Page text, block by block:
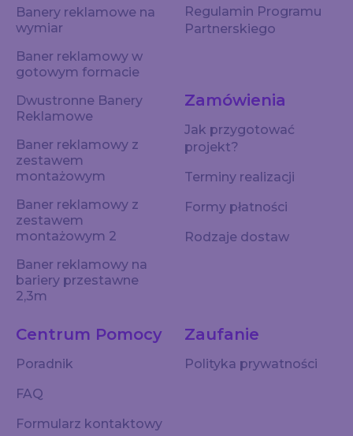
Banery reklamowe na
wymiar
Baner reklamowy w
gotowym formacie
Dwustronne Banery
Reklamowe
Baner reklamowy z
zestawem
montażowym
Baner reklamowy z
zestawem
montażowym 2
Baner reklamowy na
bariery przestawne
2,3m
Regulamin Programu
Partnerskiego
Centrum Pomocy
Poradnik
FAQ
Formularz kontaktowy
Zaufanie
Polityka prywatności
Zamówienia
Jak przygotować
projekt?
Terminy realizacji
Formy płatności
Rodzaje dostaw